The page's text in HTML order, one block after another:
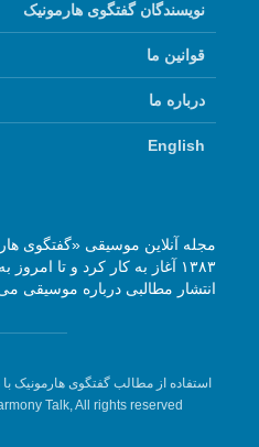
نویسندگان گفتگوی هارمونیک
قوانین ما
درباره ما
English
۱۳۸۳ آغاز به کار کرد و تا
انتشار مطالبی درباره موسیقی
استفاده از مطالب گفتگوی هارمونیک
Talk, All rights reserved.